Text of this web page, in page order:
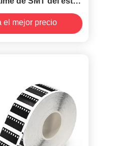
usada con el
herramienta de los
el mejor precio